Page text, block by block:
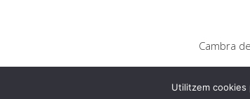
Cambra
Utilitzem cookies